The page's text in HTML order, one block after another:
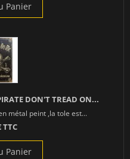
Panier
DON'T TREAD ON...
métal peint ,la tole est...
TTC
Panier